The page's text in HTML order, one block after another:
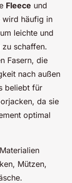
Fleece und
wird häufig in
leichte und
schaffen.
Fasern, die
nach außen
beliebt für
da sie
optimal
Mützen,